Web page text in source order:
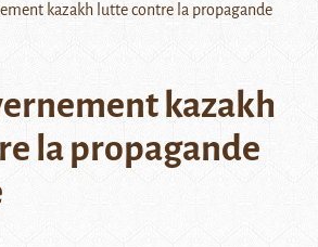
kazakh lutte contre la propagande
kazakh
la propagande